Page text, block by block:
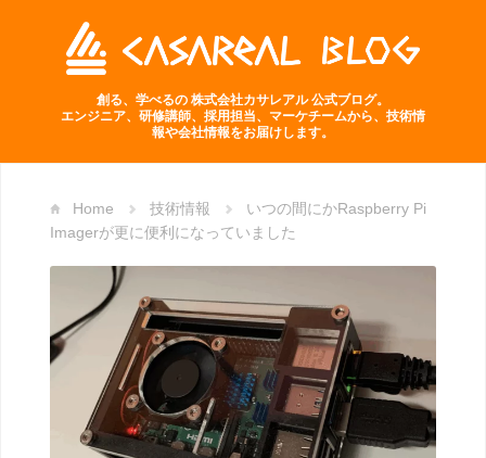
創る、学べるの 株式会社カサレアル 公式ブログ。
エンジニア、研修講師、採用担当、マーケチームから、技術情
報や会社情報をお届けします。
Home 技術情報
いつの間にかRaspberry Pi
Imagerが更に便利になっていました